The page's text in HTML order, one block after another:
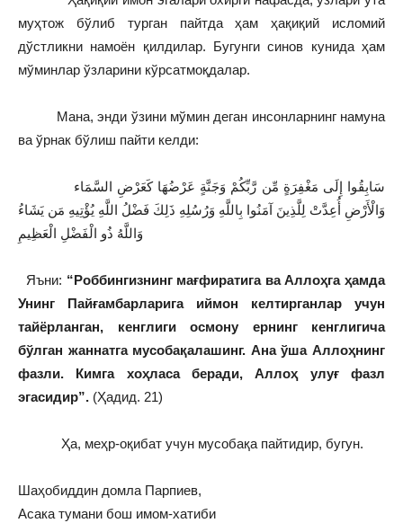
муҳтож бўлиб турган пайтда ҳам ҳақиқий исломий
дўстликни намоён қилдилар. Бугунги синов кунида ҳам
мўминлар ўзларини кўрсатмоқдалар.
Мана, энди ўзини мўмин деган инсонларнинг намуна
ва ўрнак бўлиш пайти келди:
وَالْأَرْضِ أُعِدَّتْ لِلَّذِينَ آمَنُوا بِاللَّهِ وَرُسُلِهِ ذَلِكَ فَضْلُ اللَّهِ يُؤْتِيهِ مَن يَشَاءُ
وَاللَّهُ ذُو الْفَضْلِ الْعَظِيمِ
Яъни: “Роббингизнинг мағфиратига ва Аллоҳга ҳамда
Унинг Пайғамбарларига иймон келтирганлар учун
тайёрланган, кенглиги осмону ернинг кенглигича
бўлган жаннатга мусобақалашинг. Ана ўша Аллоҳнинг
фазли. Кимга хоҳласа беради, Аллоҳ улуғ фазл
эгасидир”. (Ҳадид. 21)
Ҳа, меҳр-оқибат учун мусобақа пайтидир, бугун.
Шаҳобиддин домла Парпиев,
Асака тумани бош имом-хатиби